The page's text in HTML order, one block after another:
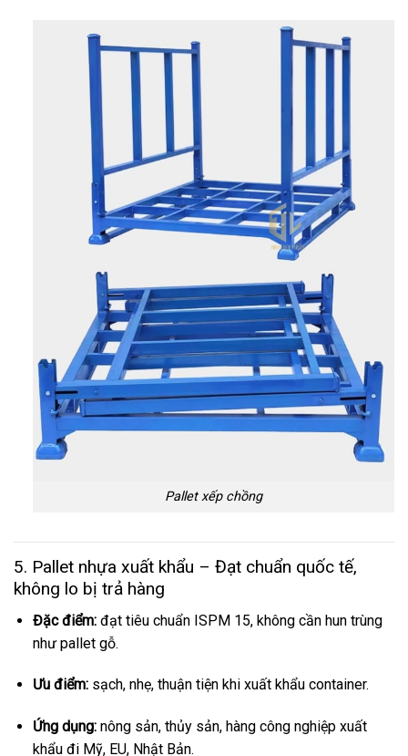
Pallet xếp chồng
5. Pallet nhựa xuất khẩu – Đạt chuẩn quốc tế,
không lo bị trả hàng
Đặc điểm:đạt tiêu chuẩn ISPM 15, không cần hun trùng
như pallet gỗ.
Ưu điểm:sạch, nhẹ, thuận tiện khi xuất khẩu container.
Ứng dụng:nông sản, thủy sản, hàng công nghiệp xuất
khẩu đi Mỹ, EU, Nhật Bản.